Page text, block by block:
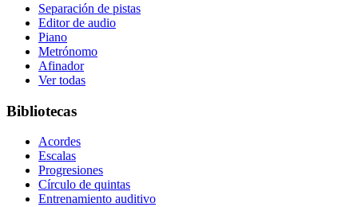
Separación de pistas
Editor de audio
Piano
Metrónomo
Afinador
Ver todas
Bibliotecas
Acordes
Escalas
Progresiones
Círculo de quintas
Entrenamiento auditivo